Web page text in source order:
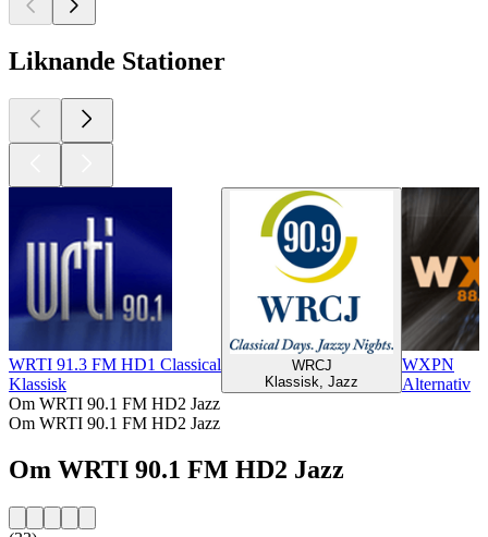
Liknande Stationer
WRTI 91.3 FM HD1 Classical
Klassisk
WRCJ
Klassisk, Jazz
WXPN
Alternativ
Om WRTI 90.1 FM HD2 Jazz
Om WRTI 90.1 FM HD2 Jazz
Om WRTI 90.1 FM HD2 Jazz